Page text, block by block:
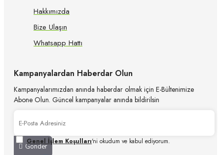
Hakkımızda
Bize Ulaşın
Whatsapp Hattı
Kampanyalardan Haberdar Olun
Kampanyalarımızdan anında haberdar olmak için E-Bültenimize
Abone Olun. Güncel kampanyalar anında bildirilsin
Gönder
Genel İşlem Koşulları'ni okudum ve kabul ediyorum.